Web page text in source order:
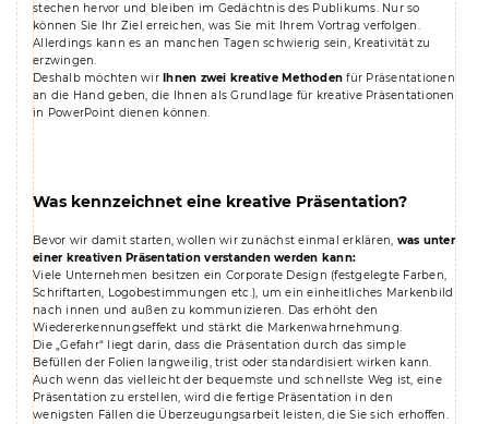
stechen hervor und bleiben im Gedächtnis des Publikums. Nur so
können Sie Ihr Ziel erreichen, was Sie mit Ihrem Vortrag verfolgen.
Allerdings kann es an manchen Tagen schwierig sein, Kreativität zu
erzwingen.
Deshalb möchten wir
Ihnen zwei kreative Methodenfür Präsentationen
an die Hand geben, die Ihnen als Grundlage für kreative Präsentationen
in PowerPoint dienen können.
Was kennzeichnet eine kreative Präsentation?
Bevor wir damit starten, wollen wir zunächst einmal erklären, was unter
einer kreativen Präsentation verstanden werden kann:
Viele Unternehmen besitzen ein Corporate Design (festgelegte Farben,
Schriftarten, Logobestimmungen etc.), um ein einheitliches Markenbild
nach innen und außen zu kommunizieren. Das erhöht den
Wiedererkennungseffekt und stärkt die Markenwahrnehmung.
Die „Gefahr“ liegt darin, dass die Präsentation durch das simple
Befüllen der Folien langweilig, trist oder standardisiert wirken kann.
Auch wenn das vielleicht der bequemste und schnellste Weg ist, eine
Präsentation zu erstellen, wird die fertige Präsentation in den
wenigsten Fällen die Überzeugungsarbeit leisten, die Sie sich erhoffen.